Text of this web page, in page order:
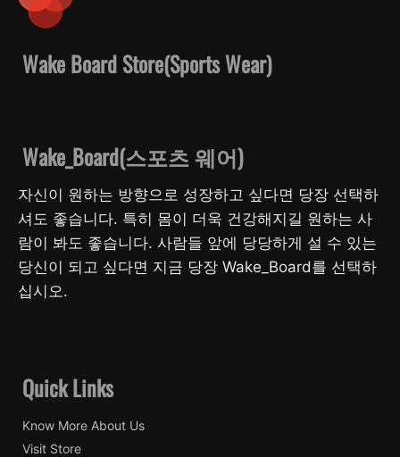
Wake Board Store(Sports Wear)
Wake_Board(스포츠 웨어)
자신이 원하는 방향으로 성장하고 싶다면 당장 선택하
셔도 좋습니다. 특히 몸이 더욱 건강해지길 원하는 사
람이 봐도 좋습니다. 사람들 앞에 당당하게 설 수 있는
당신이 되고 싶다면 지금 당장 Wake_Board를 선택하
십시오.
Quick Links
Know More About Us
Visit Store